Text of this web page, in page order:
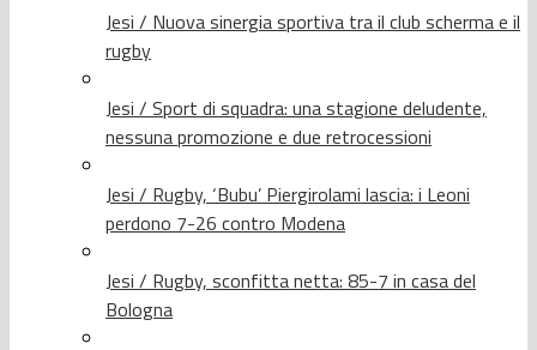
Jesi / Nuova sinergia sportiva tra il club scherma e il
rugby
Jesi / Sport di squadra: una stagione deludente,
nessuna promozione e due retrocessioni
Jesi / Rugby, ‘Bubu’ Piergirolami lascia: i Leoni
perdono 7-26 contro Modena
Jesi / Rugby, sconfitta netta: 85-7 in casa del
Bologna